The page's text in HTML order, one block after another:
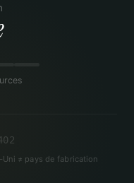
0 2
≠ pays de fabrication